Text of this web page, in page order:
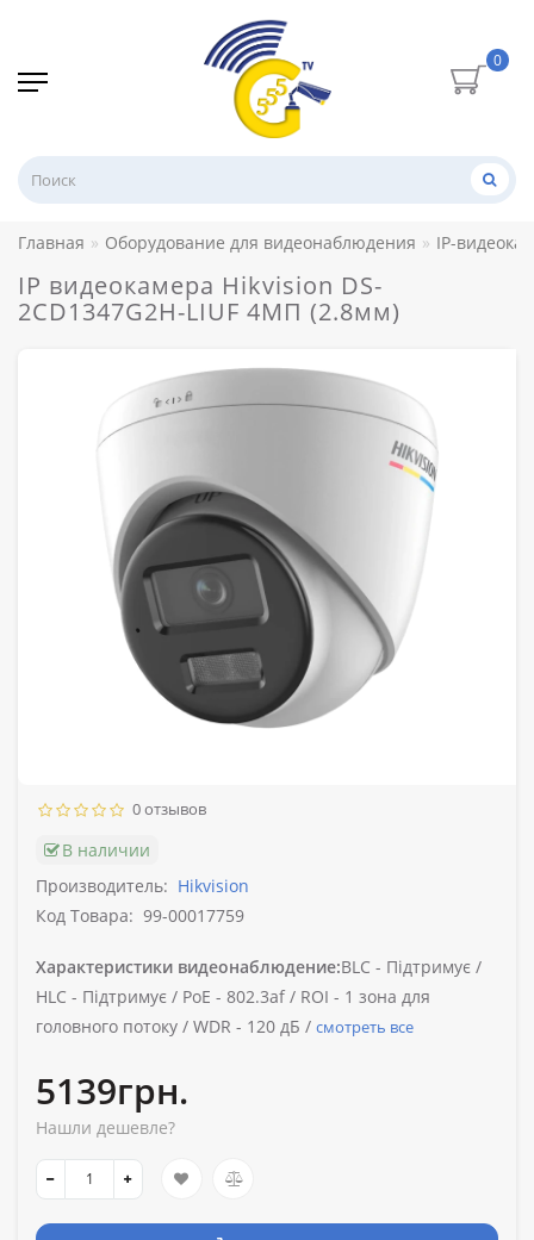
0
Главная Оборудование для видеонаблюдения IP-
IP видеокамера Hikvision DS-
2CD1347G2H-LIUF 4МП (2.8мм)
0 отзывов
В наличии
Производитель: Hikvision
Код Товара: 99-00017759
Характеристики видеонаблюдение:BLC - Підтримує /
HLC - Підтримує / PoE - 802.3af / ROI - 1 зона для
головного потоку / WDR - 120 дБ / смотреть все
5139грн.
Нашли дешевле?